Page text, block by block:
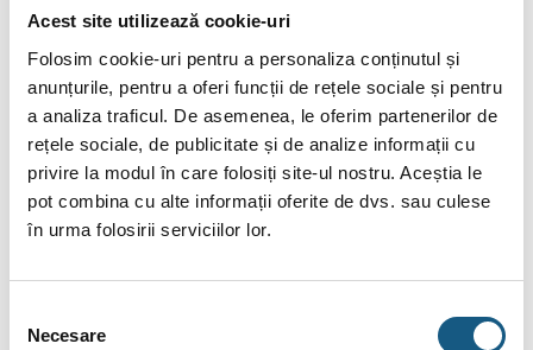
Acest site utilizează cookie-uri
Folosim cookie-uri pentru a personaliza conținutul și
anunțurile, pentru a oferi funcții de rețele sociale și pentru
a analiza traficul. De asemenea, le oferim partenerilor de
rețele sociale, de publicitate și de analize informații cu
privire la modul în care folosiți site-ul nostru. Aceștia le
pot combina cu alte informații oferite de dvs. sau culese
în urma folosirii serviciilor lor.
consimțământului
Necesare
INFORMAȚII SUPLIMENTARE
BRAND
RECENZII (0)
Termostat digital wireless Uponor Smatrix Wave T-166
Caracteristici
de buton)